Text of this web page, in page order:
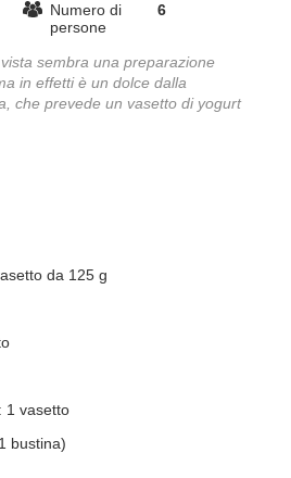
Numero di
persone
6
sembra una preparazione
in effetti è un dolce dalla
che prevede un vasetto di yogurt
da 125 g
1 vasetto
bustina)